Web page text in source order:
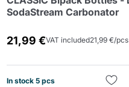
SodaStream Carbonator
21,99 €VAT included21,99 €/pcs
In stock 5 pcs